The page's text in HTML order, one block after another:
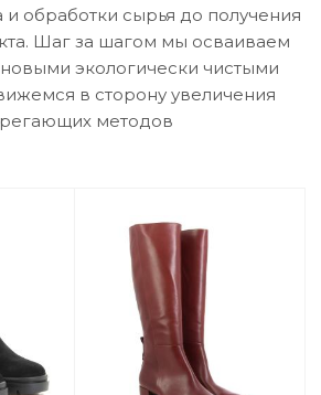
обработки сырья до получения
Шаг за шагом мы осваиваем
экологически чистыми
в сторону увеличения
методов